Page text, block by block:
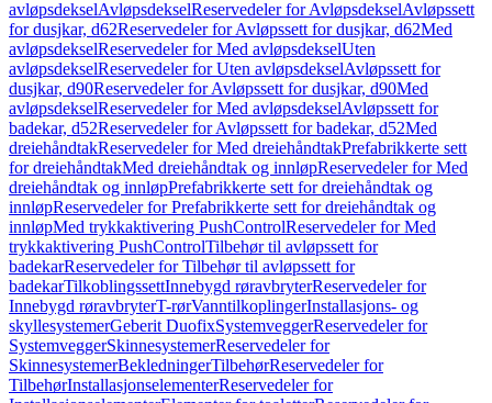
avløpsdekselAvløpsdekselReservedeler for AvløpsdekselAvløpssett
for dusjkar, d62Reservedeler for Avløpssett for dusjkar, d62Med
avløpsdekselReservedeler for Med avløpsdekselUten
avløpsdekselReservedeler for Uten avløpsdekselAvløpssett for
dusjkar, d90Reservedeler for Avløpssett for dusjkar, d90Med
avløpsdekselReservedeler for Med avløpsdekselAvløpssett for
badekar, d52Reservedeler for Avløpssett for badekar, d52Med
dreiehåndtakReservedeler for Med dreiehåndtakPrefabrikkerte sett
for dreiehåndtakMed dreiehåndtak og innløpReservedeler for Med
dreiehåndtak og innløpPrefabrikkerte sett for dreiehåndtak og
innløpReservedeler for Prefabrikkerte sett for dreiehåndtak og
innløpMed trykkaktivering PushControlReservedeler for Med
trykkaktivering PushControlTilbehør til avløpssett for
badekarReservedeler for Tilbehør til avløpssett for
badekarTilkoblingssettInnebygd røravbryterReservedeler for
Innebygd røravbryterT-rørVanntilkoplingerInstallasjons- og
skyllesystemerGeberit DuofixSystemveggerReservedeler for
SystemveggerSkinnesystemerReservedeler for
SkinnesystemerBekledningerTilbehørReservedeler for
TilbehørInstallasjonselementerReservedeler for